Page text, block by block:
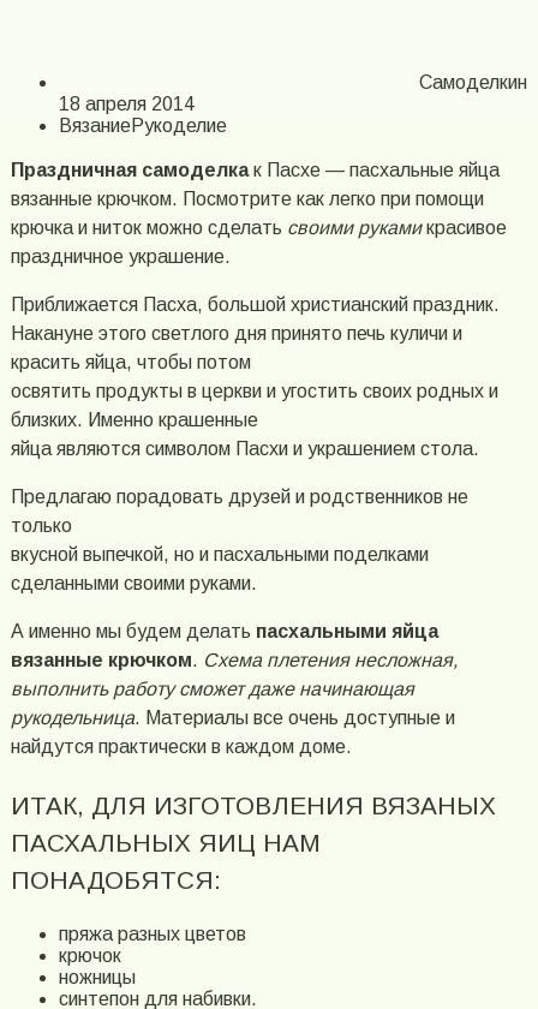
Самоделкин
18 апреля 2014
ВязаниеРукоделие
Праздничная самоделкак Пасхе — пасхальные яйца
вязанные крючком. Посмотрите как легко при помощи
крючка и ниток можно сделать своими рукамикрасивое
праздничное украшение.
Приближается Пасха, большой христианский праздник.
Накануне этого светлого дня принято печь куличи и
красить яйца, чтобы потом
освятить продукты в церкви и угостить своих родных и
близких. Именно крашенные
яйца являются символом Пасхи и украшением стола.
Предлагаю порадовать друзей и родственников не
только
вкусной выпечкой, но и пасхальными поделками
сделанными своими руками.
А именно мы будем делать пасхальными яйца
вязанные крючком. Схема плетения несложная,
выполнить работу сможет даже начинающая
рукодельница. Материалы все очень доступные и
найдутся практически в каждом доме.
ИТАК, ДЛЯ ИЗГОТОВЛЕНИЯ ВЯЗАНЫХ
ПАСХАЛЬНЫХ ЯИЦ НАМ
ПОНАДОБЯТСЯ:
пряжа разных цветов
крючок
ножницы
синтепон для набивки.